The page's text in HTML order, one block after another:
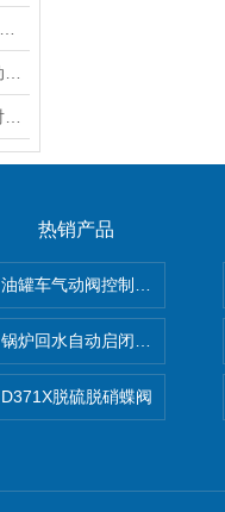
热销产品
油罐车气动阀控制气动组合
锅炉回水自动启闭阀KTH41X
D371X脱硫脱硝蝶阀